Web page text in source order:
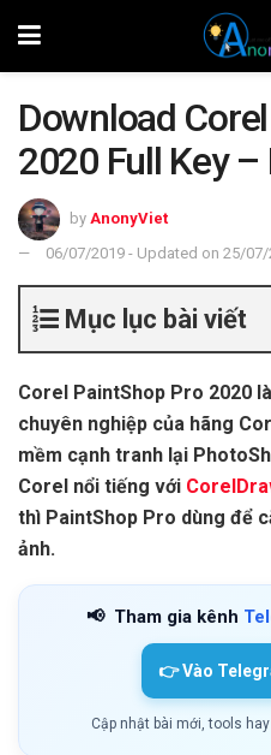
Download
2020 Full Key –
by AnonyViet
06/07/2019 - Updated on 25/07/
Mục lục bài viết
Corel PaintShop Pro 2020
chuyên nghiệp của hãng
mềm cạnh tranh lại
Corel nổi tiếng với
thì PaintShop Pro dùng để
ảnh.
📢 Tham gia kênh
👉 Vào
Cập nhật bài mới, tools